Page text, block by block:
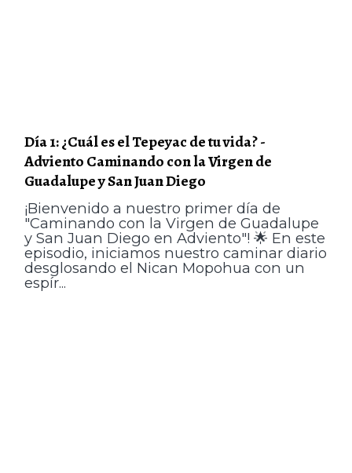
Día 1: ¿Cuál es el Tepeyac de tu vida? -
Adviento Caminando con la Virgen de
Guadalupe y San Juan Diego
¡Bienvenido a nuestro primer día de
"Caminando con la Virgen de Guadalupe
y San Juan Diego en Adviento"! 🌟 En este
episodio, iniciamos nuestro caminar diario
desglosando el Nican Mopohua con un
espír...